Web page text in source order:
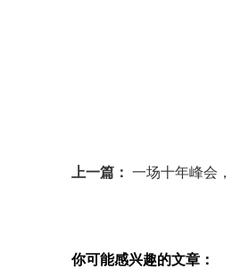
上一篇： 一场十年峰会
你可能感兴趣的文章：